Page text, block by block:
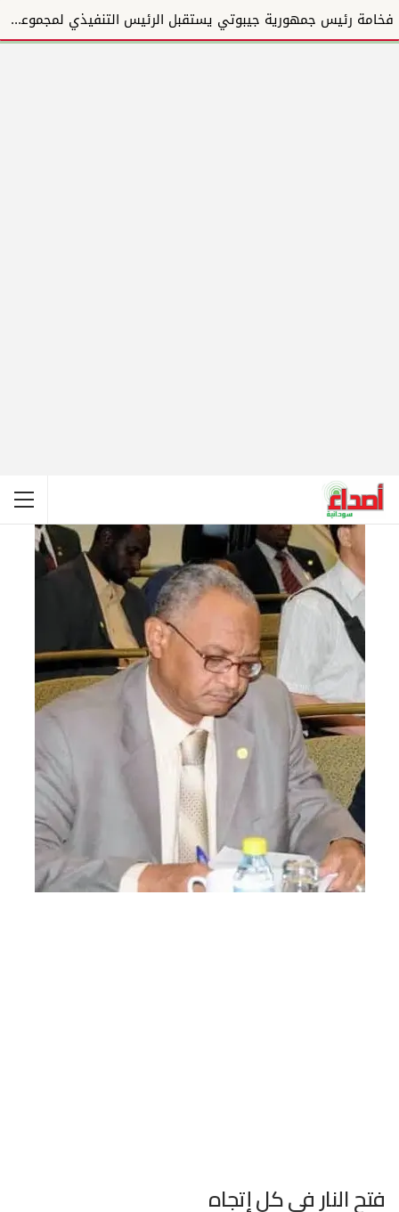
فخامة رئيس جمهورية جيبوتي يستقبل الرئيس التنفيذي لمجموعة المبارك للإنشاءات والتطوير العقاري ويؤكد دع...
فتح النار في كل إتجاه